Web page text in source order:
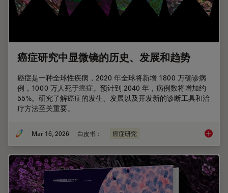
癌症研究中显微镜的历史、发展和趋势
癌症是一种全球性疾病，2020 年全球将新增 1800 万确诊病
例，1000 万人死于癌症。预计到 2040 年，病例数将增加约
55%。研究了解癌症的发生、发展以及开发新的诊断工具和治
疗方法至关重要。
Mar 16, 2026 白皮书： 癌症研究 癌症研